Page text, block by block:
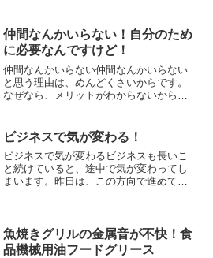
ら、実践をしていけばいいじゃないです
か。コロナ禍にバーチャ...
仲間なんかいらない！自分のため
に必要なんですけど！
仲間なんかいらない仲間なんかいらない
と思う理由は、めんどくさいからです。
なぜなら、メリットがわからないからで
は思いません。でも、仲間を作るメリッ
トがわかれば率先して仲間...
ビジネスで気が変わる！
ビジネスで気が変わるビジネスも長いこ
と続けていると、途中で気が変わってし
まいます。昨日は、この方向で進めてい
まうんですよ。規模がでか...
魚焼きグリルの金属音が不快！食
品機械用油フードグリース